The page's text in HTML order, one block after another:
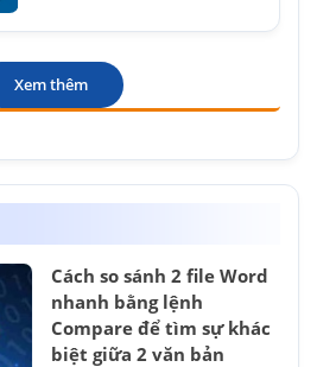
Xem thêm
Cách so sánh 2 file Word
nhanh bằng lệnh
Compare để tìm sự khác
biệt giữa 2 văn bản